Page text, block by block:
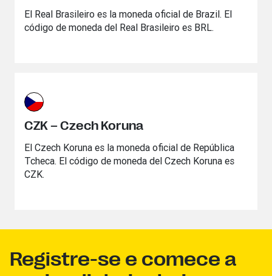
El Real Brasileiro es la moneda oficial de Brazil. El
código de moneda del Real Brasileiro es BRL.
CZK – Czech Koruna
El Czech Koruna es la moneda oficial de República
Tcheca. El código de moneda del Czech Koruna es
CZK.
Registre-se e comece a